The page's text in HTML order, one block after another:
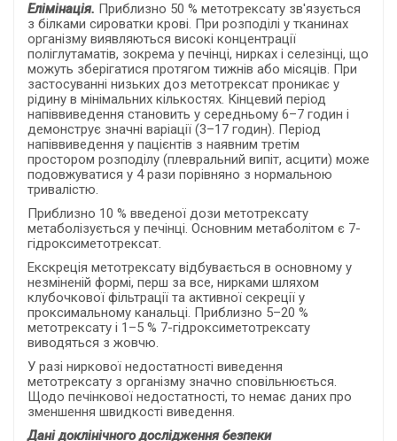
Елімінація. Приблизно 50 % метотрексату зв'язується
з білками сироватки крові. При розподілі у тканинах
організму виявляються високі концентрації
поліглутаматів, зокрема у печінці, нирках і селезінці, що
можуть зберігатися протягом тижнів або місяців. При
застосуванні низьких доз метотрексат проникає у
рідину в мінімальних кількостях. Кінцевий період
напіввиведення становить у середньому 6–7 годин і
демонструє значні варіації (3–17 годин). Період
напіввиведення у пацієнтів з наявним третім
простором розподілу (плевральний випіт, асцити) може
подовжуватися у 4 рази порівняно з нормальною
тривалістю.
Приблизно 10 % введеної дози метотрексату
метаболізується у печінці. Основним метаболітом є 7-
гідроксиметотрексат.
Екскреція метотрексату відбувається в основному у
незміненій формі, перш за все, нирками шляхом
клубочкової фільтрації та активної секреції у
проксимальному канальці. Приблизно 5–20 %
метотрексату і 1–5 % 7-гідроксиметотрексату
виводяться з жовчю.
У разі ниркової недостатності виведення
метотрексату з організму значно сповільнюється.
Щодо печінкової недостатності, то немає даних про
зменшення швидкості виведення.
Дані доклінічного дослідження безпеки